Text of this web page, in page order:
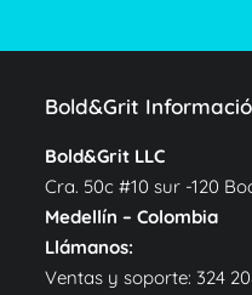
Bold&Grit
Bold&Grit LLC
Cra. 50c #10 sur -120
Medellín – Colombia
Llámanos:
Ventas y soporte: 324